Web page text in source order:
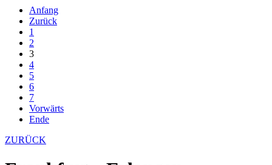
Anfang
Zurück
1
2
3
4
5
6
7
Vorwärts
Ende
ZURÜCK